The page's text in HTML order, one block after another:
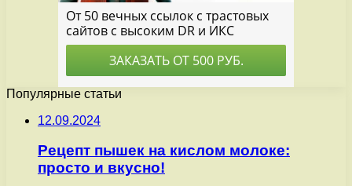
Популярные статьи
12.09.2024
Рецепт пышек на кислом молоке:
просто и вкусно!